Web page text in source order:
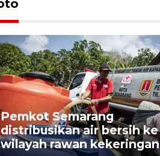
Pemkot Semarang
distribusikan air bersih ke
wilayah rawan kekeringan